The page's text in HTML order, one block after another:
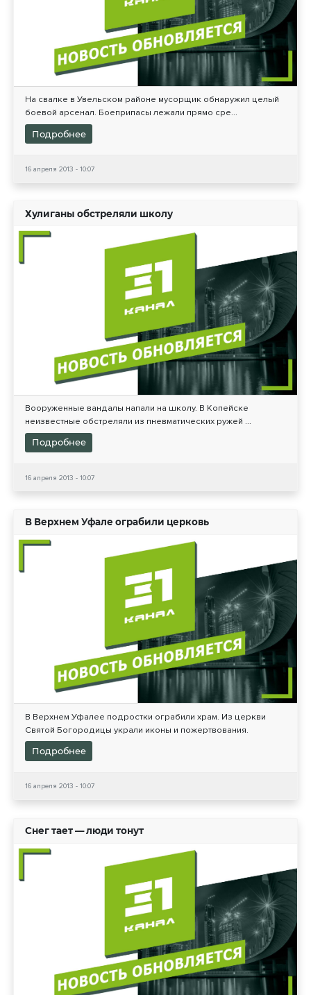
На свалке в Увельском районе мусорщик обнаружил целый
боевой арсенал. Боеприпасы лежали прямо сре...
Подробнее
16 апреля 2013 - 10:07
Хулиганы обстреляли школу
Вооруженные вандалы напали на школу. В Копейске
неизвестные обстреляли из пневматических ружей ...
Подробнее
16 апреля 2013 - 10:07
В Верхнем Уфале ограбили церковь
В Верхнем Уфалее подростки ограбили храм. Из церкви
Святой Богородицы украли иконы и пожертвования.
Подробнее
16 апреля 2013 - 10:07
Снег тает — люди тонут